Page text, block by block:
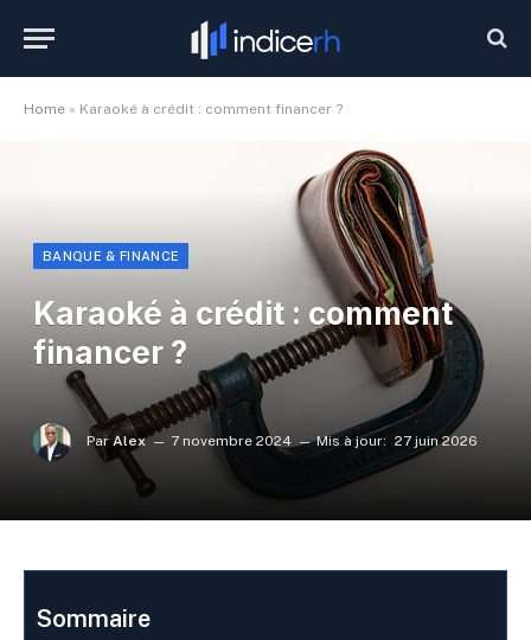
Home » Karaoké à crédit : comment financer ?
BANQUE & FINANCE
Karaoké à crédit : comment
financer ?
Par Alex 7 novembre 2024 Mis à jour: 27 juin 2026
Sommaire